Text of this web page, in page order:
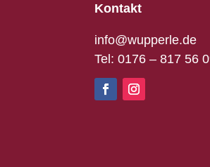
Kontakt
info@wupperle.de
Tel: 0176 – 817 56